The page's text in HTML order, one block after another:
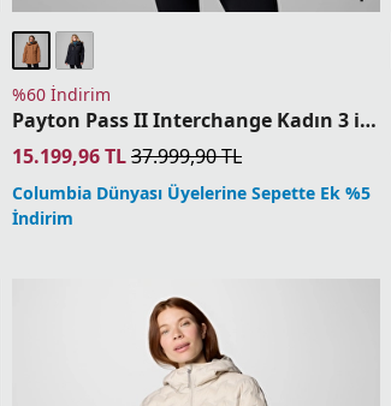
%60 İndirim
Payton Pass II Interchange Kadın 3 in 1 Mont
15.199,96TL37.999,90TL
Columbia Dünyası Üyelerine Sepette Ek %5
İndirim